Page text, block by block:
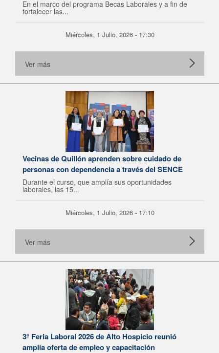
En el marco del programa Becas Laborales y a fin de
fortalecer las...
Miércoles, 1 Julio, 2026 - 17:30
Ver más
Vecinas de Quillón aprenden sobre cuidado de
personas con dependencia a través del SENCE
Durante el curso, que amplía sus oportunidades
laborales, las 15...
Miércoles, 1 Julio, 2026 - 17:10
Ver más
3ª Feria Laboral 2026 de Alto Hospicio reunió
amplia oferta de empleo y capacitación